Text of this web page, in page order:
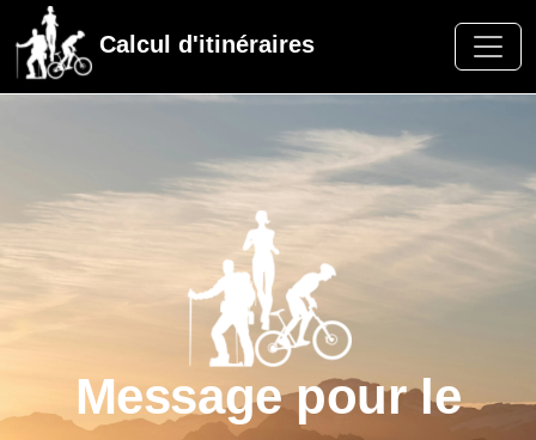
Calcul d'itinéraires
Message pour le